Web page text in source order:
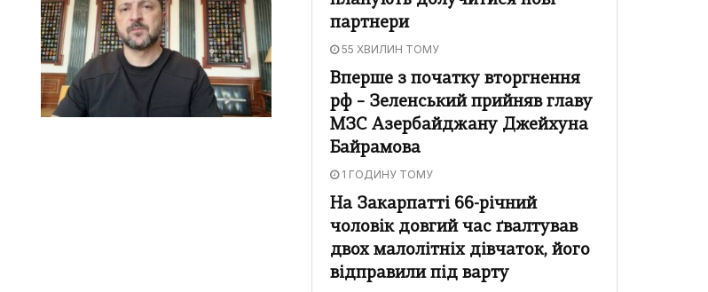
партнери
55 ХВИЛИН ТОМУ
Вперше з початку вторгнення
рф – Зеленський прийняв главу
МЗС Азербайджану Джейхуна
Байрамова
1 ГОДИНУ ТОМУ
На Закарпатті 66-річний
чоловік довгий час ґвалтував
двох малолітніх дівчаток, його
відправили під варту